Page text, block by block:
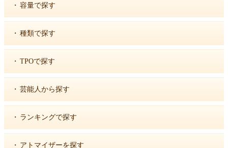
・ 容量で探す
・ 種類で探す
・ TPOで探す
・ 芸能人から探す
・ ランキングで探す
・ アトマイザーを探す